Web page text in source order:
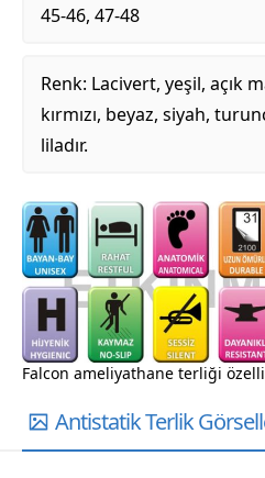
45-46, 47-48
Renk: Lacivert, yeşil, açık
kırmızı, beyaz, siyah,
liladır.
Falcon ameliyathane terliği
Antistatik Terlik